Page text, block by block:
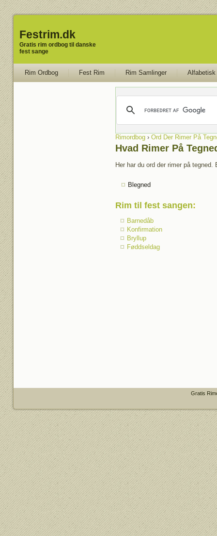
Festrim.dk
Gratis rim ordbog til danske
fest sange
Rim Ordbog Fest Rim Rim Samlinger Alfabetisk
Rimordbog› Ord Der Rimer På
Hvad Rimer På
Her har du ord der rimer på
Blegned
Rim til fest sangen:
Barnedåb
Konfirmation
Bryllup
Føddseldag
Gratis